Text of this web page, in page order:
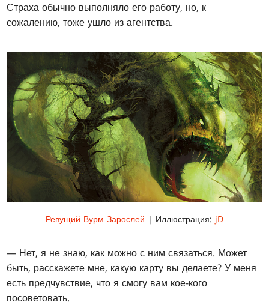
Страха обычно выполняло его работу, но, к
сожалению, тоже ушло из агентства.
Ревущий Вурм Зарослей | Иллюстрация: jD
— Нет, я не знаю, как можно с ним связаться. Может
быть, расскажете мне, какую карту вы делаете? У меня
есть предчувствие, что я смогу вам кое-кого
посоветовать.